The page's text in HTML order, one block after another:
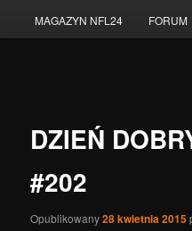
tekstu
MAGAZYN NFL24 FORUM
DZIEŃ
#202
Opublikowany28 kwietnia 2015